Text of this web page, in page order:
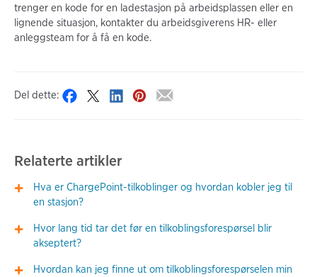
trenger en kode for en ladestasjon på arbeidsplassen eller en
lignende situasjon, kontakter du arbeidsgiverens HR- eller
anleggsteam for å få en kode.
Del dette:
Relaterte artikler
Hva er ChargePoint-tilkoblinger og hvordan kobler jeg til
en stasjon?
Hvor lang tid tar det før en tilkoblingsforespørsel blir
akseptert?
Hvordan kan jeg finne ut om tilkoblingsforespørselen min